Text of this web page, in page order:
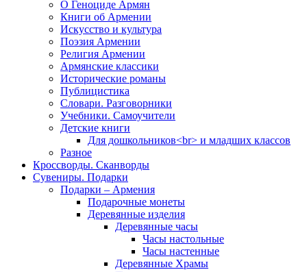
О Геноциде Армян
Книги об Армении
Иcкусство и культура
Поэзия Армении
Религия Армении
Армянские классики
Исторические романы
Публицистика
Словари. Разговорники
Учебники. Самоучители
Детские книги
Для дошкольников<br> и младших классов
Разное
Кроссворды. Сканворды
Сувениры. Подарки
Подарки – Армения
Подарочные монеты
Деревянные изделия
Деревянные часы
Часы настольные
Часы настенные
Деревянные Храмы